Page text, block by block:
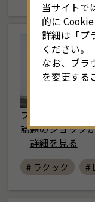
ファッションか
話題のショップ
詳細を見る
# ラクック #
当サイトで
的に Cookie
詳細は「プ
ください。
なお、ブラ
を変更する